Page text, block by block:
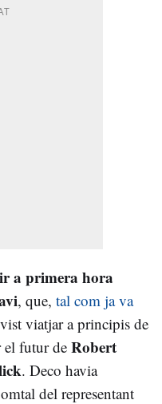
a primera hora
, que, tal com ja va
viatjar a principis de
el futur deRobert
. Deco havia
del representant